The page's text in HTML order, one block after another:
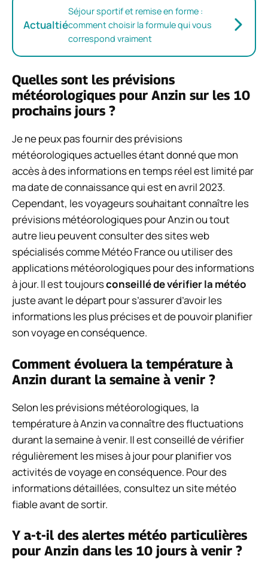
Actualtié
Séjour sportif et remise en forme :
comment choisir la formule qui vous
correspond vraiment
Quelles sont les prévisions
météorologiques pour Anzin sur les 10
prochains jours ?
Je ne peux pas fournir des prévisions
météorologiques actuelles étant donné que mon
accès à des informations en temps réel est limité par
ma date de connaissance qui est en avril 2023.
Cependant, les voyageurs souhaitant connaître les
prévisions météorologiques pour Anzin ou tout
autre lieu peuvent consulter des sites web
spécialisés comme Météo France ou utiliser des
applications météorologiques pour des informations
à jour. Il est toujoursconseillé de vérifier la météo
juste avant le départ pour s’assurer d’avoir les
informations les plus précises et de pouvoir planifier
son voyage en conséquence.
Comment évoluera la température à
Anzin durant la semaine à venir ?
Selon les prévisions météorologiques, la
température à Anzin va connaître des fluctuations
durant la semaine à venir. Il est conseillé de vérifier
régulièrement les mises à jour pour planifier vos
activités de voyage en conséquence. Pour des
informations détaillées, consultez un site météo
fiable avant de sortir.
Y a-t-il des alertes météo particulières
pour Anzin dans les 10 jours à venir ?